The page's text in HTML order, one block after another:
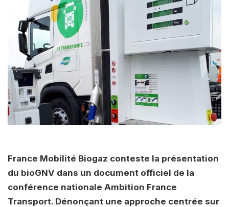
France Mobilité Biogaz conteste la présentation
du bioGNV dans un document officiel de la
conférence nationale Ambition France
Transport. Dénonçant une approche centrée sur